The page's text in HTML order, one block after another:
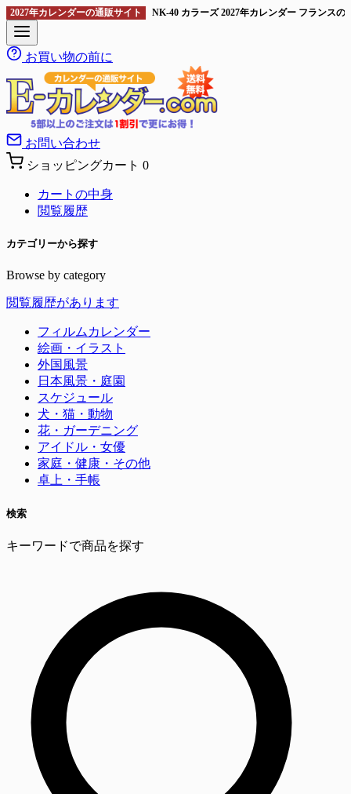
2027年カレンダーの通販サイト NK-40 カラーズ 2027年カレンダー フランス
お買い物の前に
お問い合わせ
ショッピングカート 0
カートの中身
閲覧履歴
カテゴリーから探す
Browse by category
閲覧履歴があります
フィルムカレンダー
絵画・イラスト
外国風景
日本風景・庭園
スケジュール
犬・猫・動物
花・ガーデニング
アイドル・女優
家庭・健康・その他
卓上・手帳
検索
キーワードで商品を探す